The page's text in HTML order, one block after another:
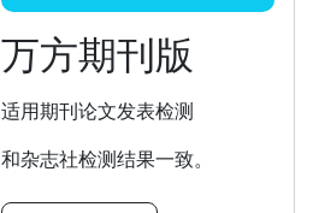
万方期刊版
适用期刊论文发表检测
和杂志社检测结果一致。